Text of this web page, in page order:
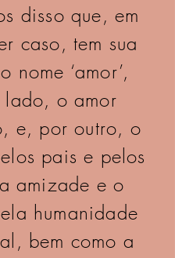
disso que, em
caso, tem sua
nome ‘amor’,
lado, o amor
e, por outro, o
pais e pelos
amizade e o
humanidade
bem como a